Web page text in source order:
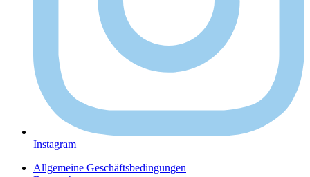
Instagram
Allgemeine Geschäftsbedingungen